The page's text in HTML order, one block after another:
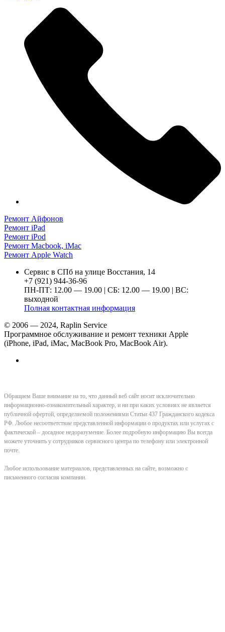
Ремонт Айфонов
Ремонт iPad
Ремонт iPod
Ремонт Macbook, iMac
Ремонт Apple Watch
Сервис в СПб на улице Восстания, 14
+7 (921) 944-36-96
ПН-ПТ: 12.00 — 19.00 | СБ: 12.00 — 19.00 | ВС:
выходной
Полная контактная информация
© 2006 — 2024, Raplin Service
Программное обслуживание и ремонт техники Apple
(iPhone, iPad, iMac, MacBook Pro, MacBook Air).
Обращаем Ваше внимание на то, что данный веб сайт носит исключительно
информационно-ознакомительный характер, и ни при каких условиях не является
публичной офертой, определяемой положениями Статьи 437 Гражданского кодекса
РФ. Любое несоответствие представленной информации о продуктах или услугах с
фактической – досадное недоразумение. Более подробную информацию Вы всегда
можете уточнить у сотрудников сервисного центра по телефону или электронной
почте.
Любое использование материалов, представленных на сайте, возможно с
письменного согласия компании.